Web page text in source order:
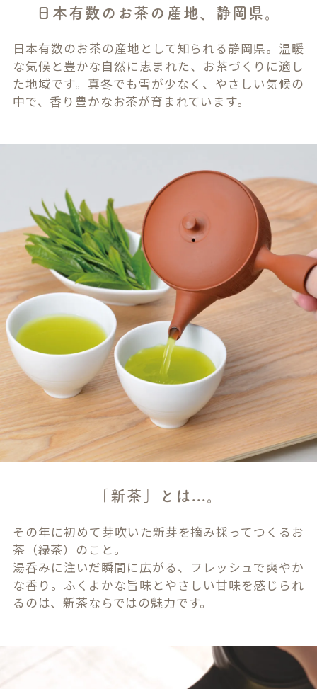
日本有数のお茶の産地、静岡県。
日本有数のお茶の産地として知られる静岡県。温暖
な気候と豊かな自然に恵まれた、お茶づくりに適し
た地域です。真冬でも雪が少なく、やさしい気候の
中で、香り豊かなお茶が育まれています。
「新茶」とは...。
その年に初めて芽吹いた新芽を摘み採ってつくるお
茶（緑茶）のこと。
湯呑みに注いだ瞬間に広がる、フレッシュで爽やか
な香り。ふくよかな旨味とやさしい甘味を感じられ
るのは、新茶ならではの魅力です。